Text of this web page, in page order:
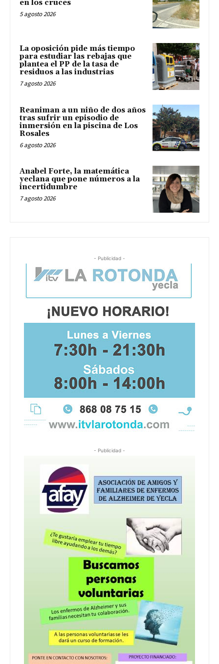
en los cruces
5 agosto 2026
La oposición pide más tiempo
para estudiar las rebajas que
plantea el PP de la tasa de
residuos a las industrias
7 agosto 2026
Reaniman a un niño de dos años
tras sufrir un episodio de
inmersión en la piscina de Los
Rosales
6 agosto 2026
Anabel Forte, la matemática
yeclana que pone números a la
incertidumbre
7 agosto 2026
- Publicidad -
- Publicidad -